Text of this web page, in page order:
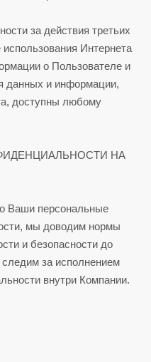
за действия третьих
Интернета
о Пользователе и
данных и информации,
доступны любому
НА
Ваши персональные
мы доводим нормы
и безопасности до
следим за исполнением
внутри Компании.